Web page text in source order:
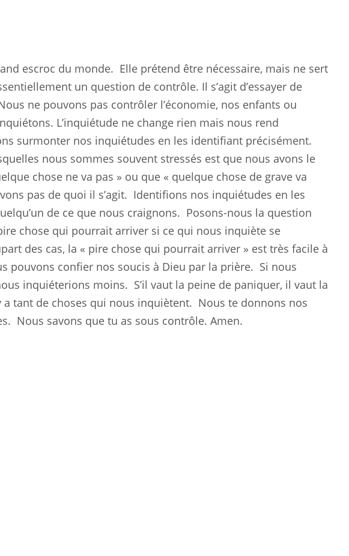
escroc du monde. Elle prétend être nécessaire, mais ne sert
un question de contrôle. Il s’agit d’essayer de
ne pouvons pas contrôler l’économie, nos enfants ou
L’inquiétude ne change rien mais nous rend
surmonter nos inquiétudes en les identifiant précisément.
nous sommes souvent stressés est que nous avons le
chose ne va pas » ou que « quelque chose de grave va
pas de quoi il s’agit. Identifions nos inquiétudes en les
de ce que nous craignons. Posons-nous la question
chose qui pourrait arriver si ce qui nous inquiète se
des cas, la « pire chose qui pourrait arriver » est très facile à
pouvons confier nos soucis à Dieu par la prière. Si nous
inquiéterions moins. S’il vaut la peine de paniquer, il vaut la
a tant de choses qui nous inquiètent. Nous te donnons nos
Nous savons que tu as sous contrôle. Amen.